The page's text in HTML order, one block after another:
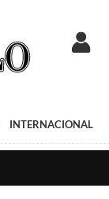
INTERNACIONAL